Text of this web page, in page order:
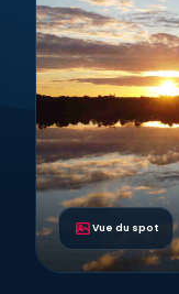
Vue du spot